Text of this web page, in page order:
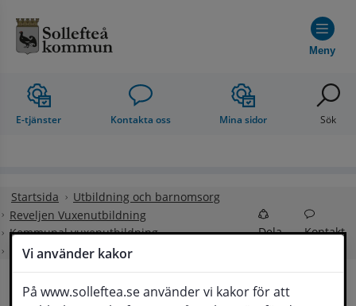
Vi använder kakor
På www.solleftea.se använder vi kakor för att
Meny
E-tjänster Kontakta oss Mina sidor Sök
Startsida
Utbildning och barnomsorg
Reveljen Vuxenutbildning
Kommunal vuxenutbildning
Komvux som anpassad utbildning
Dela Kontakt